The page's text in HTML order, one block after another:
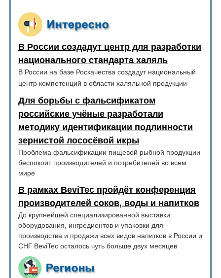
В России создадут центр для разработки
национального стандарта халяль
В России на базе Роскачества создадут национальный
центр компетенций в области халяльной продукции
Для борьбы с фальсификатом
российские учёные разработали
методику идентификации подлинности
зернистой лососёвой икры
Проблема фальсификации пищевой рыбной продукции
беспокоит производителей и потребителей во всем
мире
В рамках BeviTec пройдёт конференция
производителей соков, воды и напитков
До крупнейшей специализированной выставки
оборудования, ингредиентов и упаковки для
производства и продажи всех видов напитков в России и
СНГ BeviTec осталось чуть больше двух месяцев